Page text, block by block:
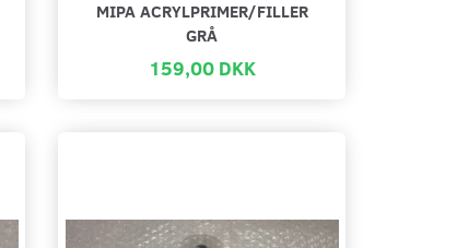
MIPA ACRYLPRIMER/FILLER
GRÅ
159,00 DKK